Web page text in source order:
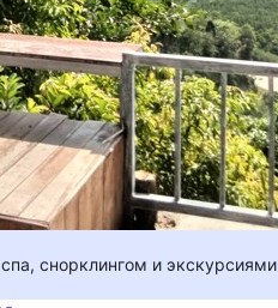
снорклингом и экскурсиями